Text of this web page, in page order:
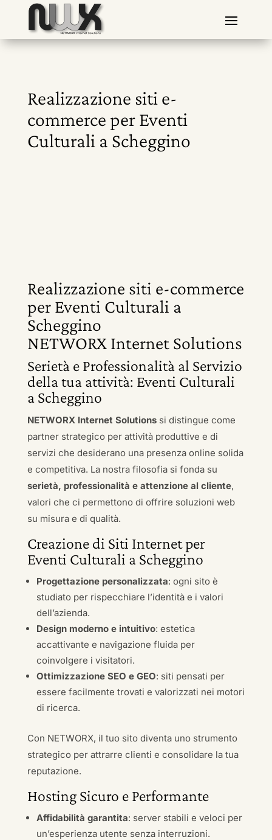
Realizzazione siti e-
commerce per Eventi
Culturali a Scheggino
Realizzazione siti e-commerce
per Eventi Culturali a
Scheggino
NETWORX Internet Solutions
Serietà e Professionalità al Servizio
della tua attività: Eventi Culturali
a Scheggino
NETWORX Internet Solutionssi distingue come
partner strategico per attività produttive e di
servizi che desiderano una presenza online solida
e competitiva. La nostra filosofia si fonda su
serietà, professionalità e attenzione al cliente,
valori che ci permettono di offrire soluzioni web
su misura e di qualità.
Creazione di Siti Internet per
Eventi Culturali a Scheggino
Progettazione personalizzata: ogni sito è
studiato per rispecchiare l’identità e i valori
dell’azienda.
Design moderno e intuitivo: estetica
accattivante e navigazione fluida per
coinvolgere i visitatori.
Ottimizzazione SEO e GEO: siti pensati per
essere facilmente trovati e valorizzati nei motori
di ricerca.
Con NETWORX, il tuo sito diventa uno strumento
strategico per attrarre clienti e consolidare la tua
reputazione.
Hosting Sicuro e Performante
Affidabilità garantita: server stabili e veloci per
un’esperienza utente senza interruzioni.